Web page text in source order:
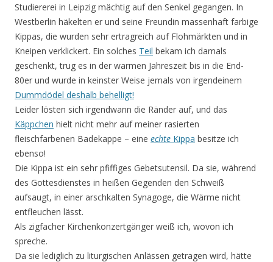
Studiererei in Leipzig mächtig auf den Senkel gegangen. In
Westberlin häkelten er und seine Freundin massenhaft farbige
Kippas, die wurden sehr ertragreich auf Flohmärkten und in
Kneipen verklickert. Ein solches Teil bekam ich damals
geschenkt, trug es in der warmen Jahreszeit bis in die End-
80er und wurde in keinster Weise jemals von irgendeinem
Dummdödel deshalb behelligt!
Leider lösten sich irgendwann die Ränder auf, und das
Käppchen hielt nicht mehr auf meiner rasierten
fleischfarbenen Badekappe – eine echte Kippa besitze ich
ebenso!
Die Kippa ist ein sehr pfiffiges Gebetsutensil. Da sie, während
des Gottesdienstes in heißen Gegenden den Schweiß
aufsaugt, in einer arschkalten Synagoge, die Wärme nicht
entfleuchen lässt.
Als zigfacher Kirchenkonzertgänger weiß ich, wovon ich
spreche.
Da sie lediglich zu liturgischen Anlässen getragen wird, hätte